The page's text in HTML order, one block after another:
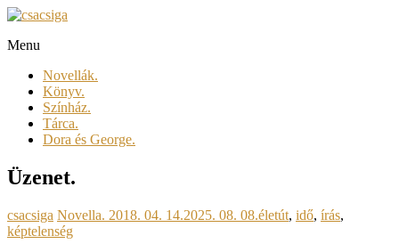
Skip
content
csacsiga
megél.
regél.
Menu
Novellák.
Könyv.
Színház.
Tárca.
Dora és George.
Üzenet.
csacsiga Novella. 2018. 04. 14.2025. 08. 08.életút, idő, írás,
képtelenség